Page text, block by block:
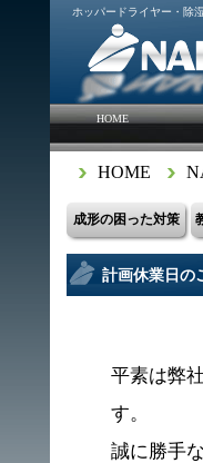
ホッパードライヤー・除
HOME
HOME
成形の困った対策
計画休業日の
平素は弊
す。
誠に勝手